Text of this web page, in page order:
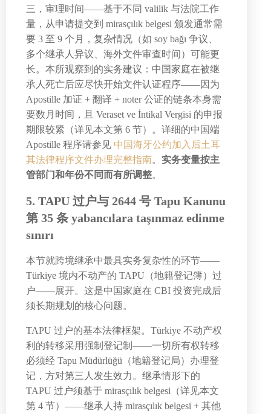
三，审理时间——基于不同 valilik 与法院工作
量，从申请提交到 mirasçılık belgesi 颁发通常需
要 3 至 9 个月，复杂情况（如 soy bağı 争议、
多个继承人异议、海外文件审查时间）可能更
长。本所观察到的实务建议：中国家庭在被继
承人死亡后应尽快开始文件认证程序——因为
Apostille 加证 + 翻译 + noter 公证的链条本身需
要数月时间，且 Veraset ve İntikal Vergisi 的申报
期限较紧（详见本文第 6 节）。详细的中国端
Apostille 程序请参见 中国海牙公约加入后土耳
其法律程序文件办理完整指南。 实务变量按主
管部门和年份不同而有所调整。
5. TAPU 过户与 2644 号 Tapu Kanunu
第 35 条 yabancılara taşınmaz edinme
sınırı
本节就跨境继承中最具实务复杂性的环节——
Türkiye 境内不动产的 TAPU（地籍登记簿）过
户——展开。这是中国家庭在 CBI 投资完成后
须长期规划的核心问题。
TAPU 过户的基本法律框架。Türkiye 不动产权
利的转移采用强制登记制——一切所有权转移
必须经 Tapu Müdürlüğü（地籍登记局）办理登
记，方对第三人发生效力。继承情形下的
TAPU 过户须基于 mirasçılık belgesi（详见本文
第 4 节）——继承人持 mirasçılık belgesi + 其他